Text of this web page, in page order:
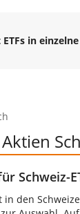
ETFs in
Schweiz-
in den